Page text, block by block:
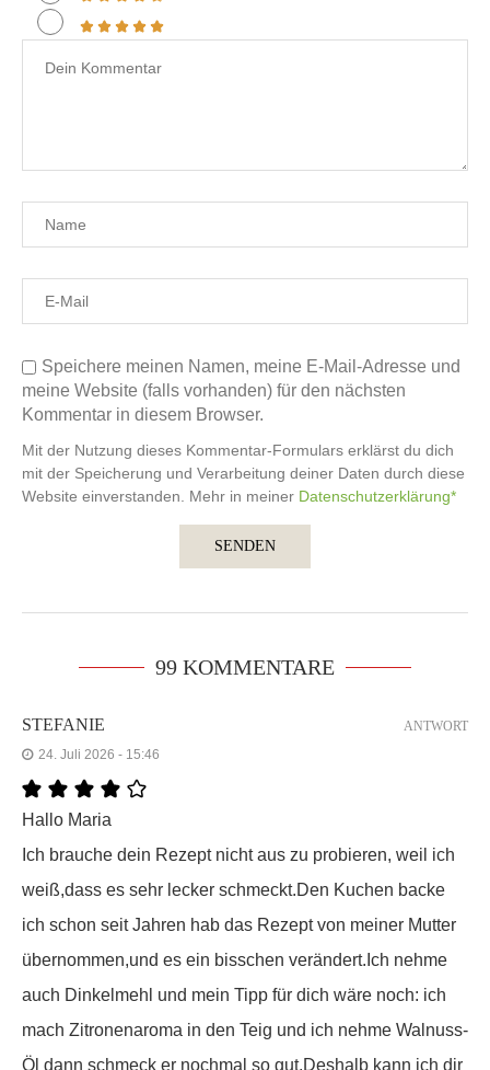
Speichere meinen Namen, meine E-Mail-Adresse und
meine Website (falls vorhanden) für den nächsten
Kommentar in diesem Browser.
Mit der Nutzung dieses Kommentar-Formulars erklärst du dich
mit der Speicherung und Verarbeitung deiner Daten durch diese
Website einverstanden. Mehr in meiner Datenschutzerklärung*
99 KOMMENTARE
STEFANIE
24. Juli 2026 - 15:46
Hallo Maria
Ich brauche dein Rezept nicht aus zu probieren, weil ich
weiß,dass es sehr lecker schmeckt.Den Kuchen backe
ich schon seit Jahren hab das Rezept von meiner Mutter
übernommen,und es ein bisschen verändert.Ich nehme
auch Dinkelmehl und mein Tipp für dich wäre noch: ich
mach Zitronenaroma in den Teig und ich nehme Walnuss-
Öl dann schmeck er nochmal so gut.Deshalb kann ich dir
ANTWORT